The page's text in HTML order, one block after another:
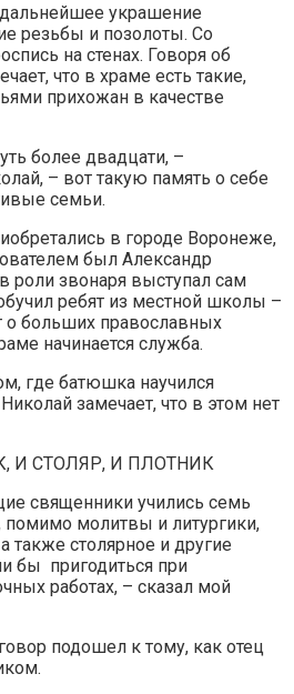
украшение
резьбы и позолоты. Со
на стенах. Говоря об
что в храме есть такие,
прихожан в качестве
более двадцати, –
– вот такую память о себе
семьи.
в городе Воронеже,
был Александр
роли звонаря выступал сам
ребят из местной школы –
о больших православных
начинается служба.
где батюшка научился
замечает, что в этом нет
И СТОЛЯР, И ПЛОТНИК
священники учились семь
помимо молитвы и литургики,
также столярное и другие
бы пригодиться при
работах, – сказал мой
подошел к тому, как отец